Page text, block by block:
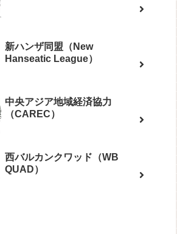
新ハンザ同盟（New
Hanseatic League）
中央アジア地域経済協力
（CAREC）
西バルカンクワッド（WB
QUAD）